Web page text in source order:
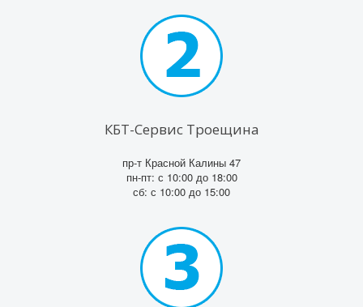
КБТ-Сервис Троещина
пр-т Красной Калины 47
пн-пт: с 10:00 до 18:00
сб: с 10:00 до 15:00